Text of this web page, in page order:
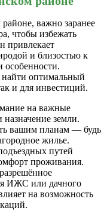
важно заранее
чтобы избежать
привлекает
и близостью к
особенности.
оптимальный
и для инвестиций.
на важные
земли.
вашим планам — будь
жилье.
путей
проживания.
ИЖС или дачного
на возможность